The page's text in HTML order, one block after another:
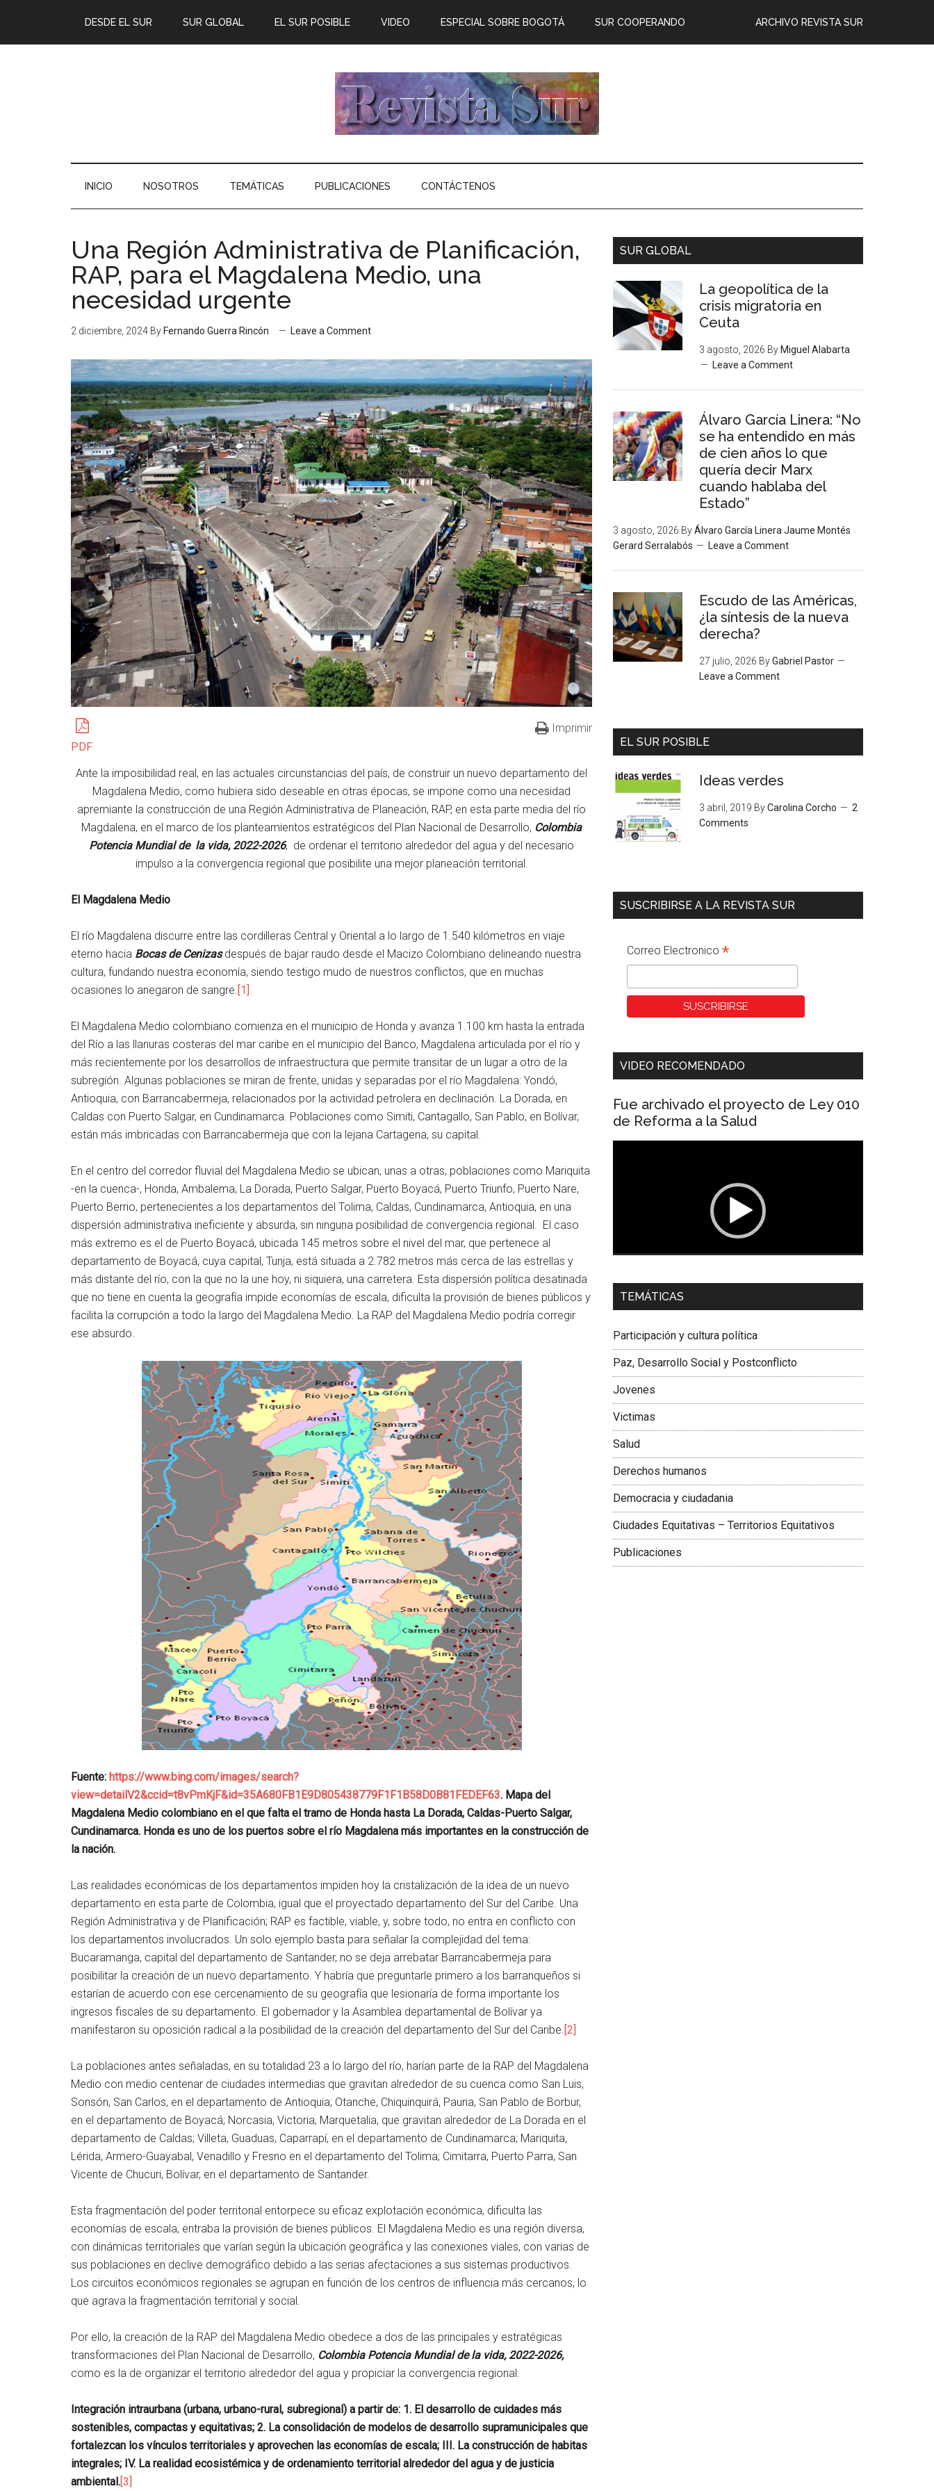
DESDE EL SUR SUR GLOBAL EL SUR POSIBLE ARCHIVO REVISTA SUR
VIDEO ESPECIAL SOBRE BOGOTÁ SUR COOPERANDO
INICIO NOSOTROS TEMÁTICAS PUBLICACIONES CONTÁCTENOS
Una Región Administrativa de Planificación,
RAP, para el Magdalena Medio, una
necesidad urgente
2 diciembre, 2024 By Fernando Guerra Rincón Leave a Comment
PDF
Imprimir
Ante la imposibilidad real, en las actuales circunstancias del país, de construir un nuevo departamento del
Magdalena Medio, como hubiera sido deseable en otras épocas, se impone como una necesidad
apremiante la construcción de una Región Administrativa de Planeación, RAP, en esta parte media del río
Magdalena, en el marco de los planteamientos estratégicos del Plan Nacional de Desarrollo, Colombia
Potencia Mundial de la vida, 2022-2026, de ordenar el territorio alrededor del agua y del necesario
impulso a la convergencia regional que posibilite una mejor planeación territorial.
El Magdalena Medio
El río Magdalena discurre entre las cordilleras Central y Oriental a lo largo de 1.540 kilómetros en viaje
eterno hacia Bocas de Cenizasdespués de bajar raudo desde el Macizo Colombiano delineando nuestra
cultura, fundando nuestra economía, siendo testigo mudo de nuestros conflictos, que en muchas
ocasiones lo anegaron de sangre.[1]
El Magdalena Medio colombiano comienza en el municipio de Honda y avanza 1.100 km hasta la entrada
del Río a las llanuras costeras del mar caribe en el municipio del Banco, Magdalena articulada por el río y
más recientemente por los desarrollos de infraestructura que permite transitar de un lugar a otro de la
subregión. Algunas poblaciones se miran de frente, unidas y separadas por el río Magdalena: Yondó,
Antioquia, con Barrancabermeja, relacionados por la actividad petrolera en declinación. La Dorada, en
Caldas con Puerto Salgar, en Cundinamarca. Poblaciones como Simiti, Cantagallo, San Pablo, en Bolívar,
están más imbricadas con Barrancabermeja que con la lejana Cartagena, su capital.
En el centro del corredor fluvial del Magdalena Medio se ubican, unas a otras, poblaciones como Mariquita
-en la cuenca-, Honda, Ambalema, La Dorada, Puerto Salgar, Puerto Boyacá, Puerto Triunfo, Puerto Nare,
Puerto Berrio, pertenecientes a los departamentos del Tolima, Caldas, Cundinamarca, Antioquia, en una
dispersión administrativa ineficiente y absurda, sin ninguna posibilidad de convergencia regional. El caso
más extremo es el de Puerto Boyacá, ubicada 145 metros sobre el nivel del mar, que pertenece al
departamento de Boyacá, cuya capital, Tunja, está situada a 2.782 metros más cerca de las estrellas y
más distante del río, con la que no la une hoy, ni siquiera, una carretera. Esta dispersión política desatinada
que no tiene en cuenta la geografía impide economías de escala, dificulta la provisión de bienes públicos y
facilita la corrupción a todo la largo del Magdalena Medio. La RAP del Magdalena Medio podría corregir
ese absurdo.
Fuente: https://www.bing.com/images/search?
view=detailV2&ccid=t8vPmKjF&id=35A680FB1E9D805438779F1F1B58D0B81FEDEF63. Mapa del
Magdalena Medio colombiano en el que falta el tramo de Honda hasta La Dorada, Caldas-Puerto Salgar,
Cundinamarca. Honda es uno de los puertos sobre el río Magdalena más importantes en la construcción de
la nación.
Las realidades económicas de los departamentos impiden hoy la cristalización de la idea de un nuevo
departamento en esta parte de Colombia, igual que el proyectado departamento del Sur del Caribe. Una
Región Administrativa y de Planificación; RAP es factible, viable, y, sobre todo, no entra en conflicto con
los departamentos involucrados. Un solo ejemplo basta para señalar la complejidad del tema:
Bucaramanga, capital del departamento de Santander, no se deja arrebatar Barrancabermeja para
posibilitar la creación de un nuevo departamento. Y habría que preguntarle primero a los barranqueños si
estarían de acuerdo con ese cercenamiento de su geografía que lesionaría de forma importante los
ingresos fiscales de su departamento. El gobernador y la Asamblea departamental de Bolívar ya
manifestaron su oposición radical a la posibilidad de la creación del departamento del Sur del Caribe.[2]
La poblaciones antes señaladas, en su totalidad 23 a lo largo del río, harían parte de la RAP del Magdalena
Medio con medio centenar de ciudades intermedias que gravitan alrededor de su cuenca como San Luis,
Sonsón, San Carlos, en el departamento de Antioquia; Otanche, Chiquinquirá, Pauna, San Pablo de Borbur,
en el departamento de Boyacá; Norcasia, Victoria, Marquetalia, que gravitan alrededor de La Dorada en el
departamento de Caldas; Villeta, Guaduas, Caparrapí, en el departamento de Cundinamarca; Mariquita,
Lérida, Armero-Guayabal, Venadillo y Fresno en el departamento del Tolima; Cimitarra, Puerto Parra, San
Vicente de Chucuri, Bolívar, en el departamento de Santander.
Esta fragmentación del poder territorial entorpece su eficaz explotación económica, dificulta las
economías de escala, entraba la provisión de bienes públicos. El Magdalena Medio es una región diversa,
con dinámicas territoriales que varían según la ubicación geográfica y las conexiones viales, con varias de
sus poblaciones en declive demográfico debido a las serias afectaciones a sus sistemas productivos.
Los circuitos económicos regionales se agrupan en función de los centros de influencia más cercanos, lo
que agrava la fragmentación territorial y social.
Por ello, la creación de la RAP del Magdalena Medio obedece a dos de las principales y estratégicas
transformaciones del Plan Nacional de Desarrollo, Colombia Potencia Mundial de la vida, 2022-2026,
como es la de organizar el territorio alrededor del agua y propiciar la convergencia regional:
Integración intraurbana (urbana, urbano-rural, subregional) a partir de: 1. El desarrollo de cuidades más
sostenibles, compactas y equitativas; 2. La consolidación de modelos de desarrollo supramunicipales que
fortalezcan los vínculos territoriales y aprovechen las economías de escala; III. La construcción de habitas
integrales; IV. La realidad ecosistémica y de ordenamiento territorial alrededor del agua y de justicia
ambiental.[3]
SUR GLOBAL
La geopolítica de la
crisis migratoria en
Ceuta
3 agosto, 2026 By Miguel Alabarta
Leave a Comment
Álvaro García Linera: “No
se ha entendido en más
de cien años lo que
quería decir Marx
cuando hablaba del
Estado”
3 agosto, 2026 ByÁlvaro García Linera Jaume Montés
Gerard Serralabós
Leave a Comment
Escudo de las Américas,
¿la síntesis de la nueva
derecha?
27 julio, 2026 ByGabriel Pastor
Leave a Comment
EL SUR POSIBLE
Ideas verdes
3 abril, 2019 ByCarolina Corcho
2
Comments
SUSCRIBIRSE A LA REVISTA SUR
Correo Electronico *
VIDEO RECOMENDADO
Fue archivado el proyecto de Ley 010
de Reforma a la Salud
Dra. Carolina Corcho Mejía,
Latinoamericana Sur, Vicepresidenta Federación
TEMÁTICAS
Participación y cultura política
Paz, Desarrollo Social y Postconflicto
Jovenes
Victimas
Salud
Derechos humanos
Democracia y ciudadania
Ciudades Equitativas – Territorios Equitativos
Publicaciones